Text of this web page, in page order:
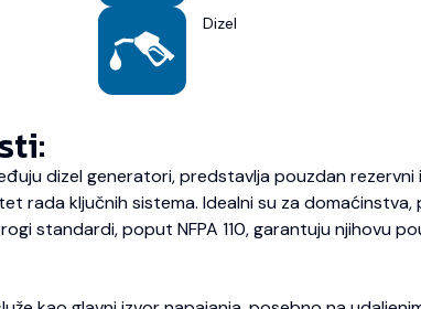
Dizel
dizel generatori, predstavlja pouzdan
rada ključnih sistema. Idealni su za
standardi, poput NFPA 110, garantuju njihovu